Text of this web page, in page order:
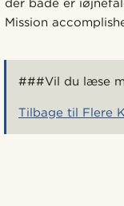
der både er
Mission
###Vil du læse
Tilbage til Flere